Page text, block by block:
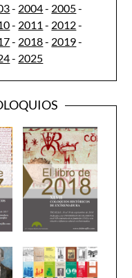
- 2004- 2005-
- 2011 - 2012-
- 2018- 2019-
- 2025